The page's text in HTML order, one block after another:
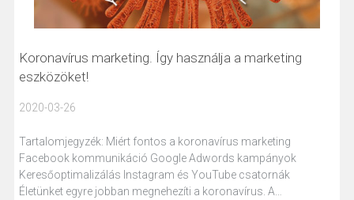
Koronavírus marketing. Így használja a marketing
eszközöket!
2020-03-26
Tartalomjegyzék: Miért fontos a koronavírus marketing
Facebook kommunikáció Google Adwords kampányok
Keresőoptimalizálás Instagram és YouTube csatornák
Életünket egyre jobban megnehezíti a koronavírus. A…